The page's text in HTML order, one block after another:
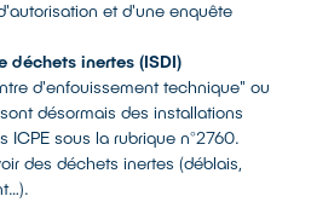
et d'une enquête
déchets inertes (ISDI)
d'enfouissement technique" ou
désormais des installations
sous la rubrique n°2760.
des déchets inertes (déblais,